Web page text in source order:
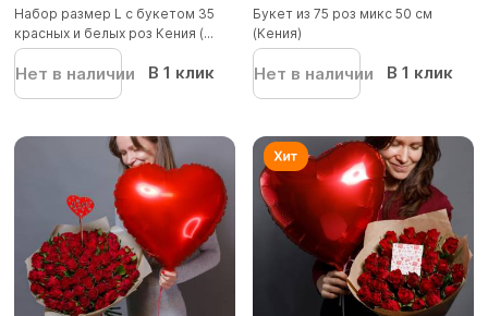
Набор размер L с букетом 35
красных и белых роз Кения (...
Нет в наличии В 1 клик
Букет из 75 роз микс 50 см
(Кения)
Нет в наличии В 1 клик